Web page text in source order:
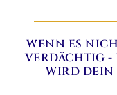
WENN ES
VERDÄCHTIG -
WIRD DEIN